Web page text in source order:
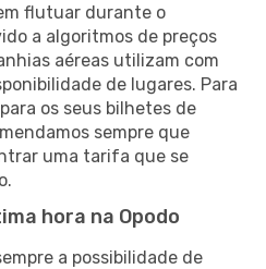
flutuar durante o
a algoritmos de preços
aéreas utilizam com
de lugares. Para
os seus bilhetes de
sempre que
uma tarifa que se
hora na Opodo
a possibilidade de